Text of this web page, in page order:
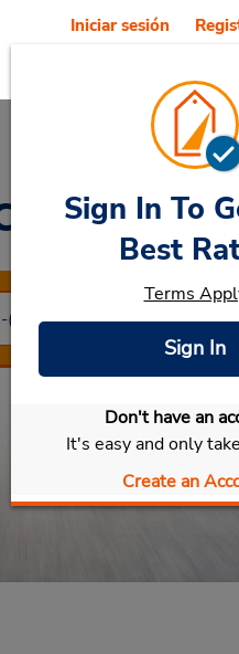
Iniciar sesión
Rental
Seleccionar mi
Sign In To
Best
Terms
Sign In
Don't have an
It's easy and only
Create an